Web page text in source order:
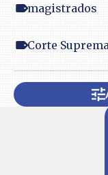
magistrados
Corte